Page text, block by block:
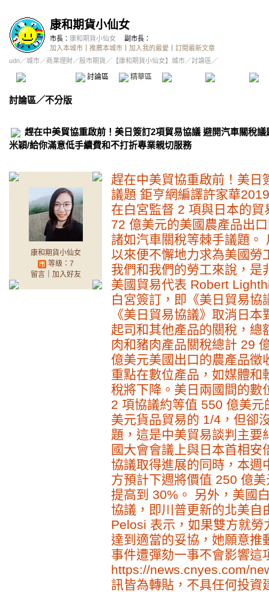
康和期貨小仙女
市長： 康和期貨小仙女
副市長：
加入本城市
推薦本城市 加入我的最愛
訂閱最新文章
udn／城市／商業理財／股市期貨 ／ 【康和期貨小仙女】城市／討論區／
討論區 精華區 投票區 影像館
討論區／不分版
趕在中美貿協重啟前！美日簽訂2項貿易協議 避開汽車關稅
米穎/給你滿意低手續費和不打折專業親切服務
康和期貨小仙女
等級：7
留言｜ 加入好友
趕在中美貿協重啟前！美日
議題 鉅亨網編譯許家華
在白宮監督 2 項與日本的
72 億美元的美國農產品出
諸如汽車關稅等棘手議題。
以來便不懈地力求為美國勞
我們和我們的勞工來說，是
美國貿易代表 Robert
白宮簽訂，即《美日貿易
《美日貿易協議》取消日
起司和其他產品的關稅，總
肉和豬肉產品關稅總計 29
億美元美國出口的農產品徵
重點在數位產品，如媒體和
稅將下降。美日兩國間的數
2 項協議約等值 550 億美
美元貨品貿易的 1/4，但卻
題，這是中美貿易談判主要
國大會會議上與日本首相
協議取得進展的同時，本週
方預計下週將價值 250 億
提高到 30%。 另外，美國
協議，即川普更新的北美自
Pelosi 表示，如果雙方就
達到適當的妥協，她願意推
事件遭彈劾一事不會影響這
https://news.cnyes.com/
訊皆為轉貼，不具任何投資